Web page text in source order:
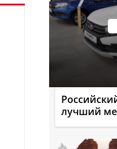
лучший